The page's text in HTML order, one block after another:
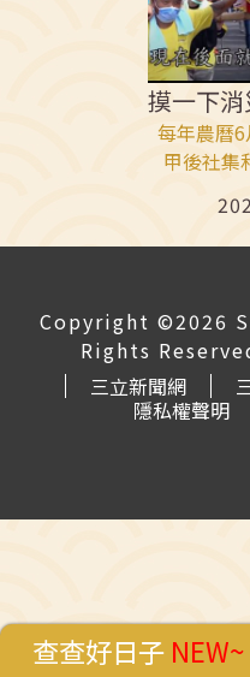
每年農曆
甲後社集
公」的生
稱是全台
152人肩
相、擁有
蚣陣，也
一、世界
Copyright ©2026
Rights
三立新聞網
隱私權聲明
查查好日子 NEW~